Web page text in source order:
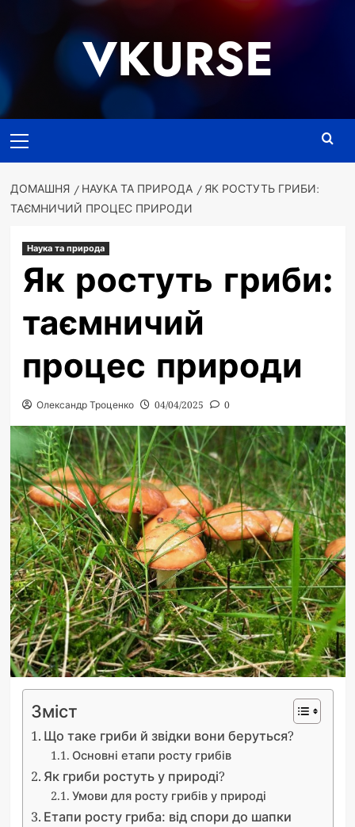
VKURSE
меню
ДОМАШНЯ НАУКА ТА ПРИРОДА
ЯК РОСТУТЬ ГРИБИ:
ТАЄМНИЧИЙ ПРОЦЕС ПРИРОДИ
Наука та природа
Як ростуть гриби:
таємничий
процес природи
Олександр Троценко 04/04/2025 0
Зміст
Що таке гриби й звідки вони беруться?
Основні етапи росту грибів
Як гриби ростуть у природі?
Умови для росту грибів у природі
Етапи росту гриба: від спори до шапки